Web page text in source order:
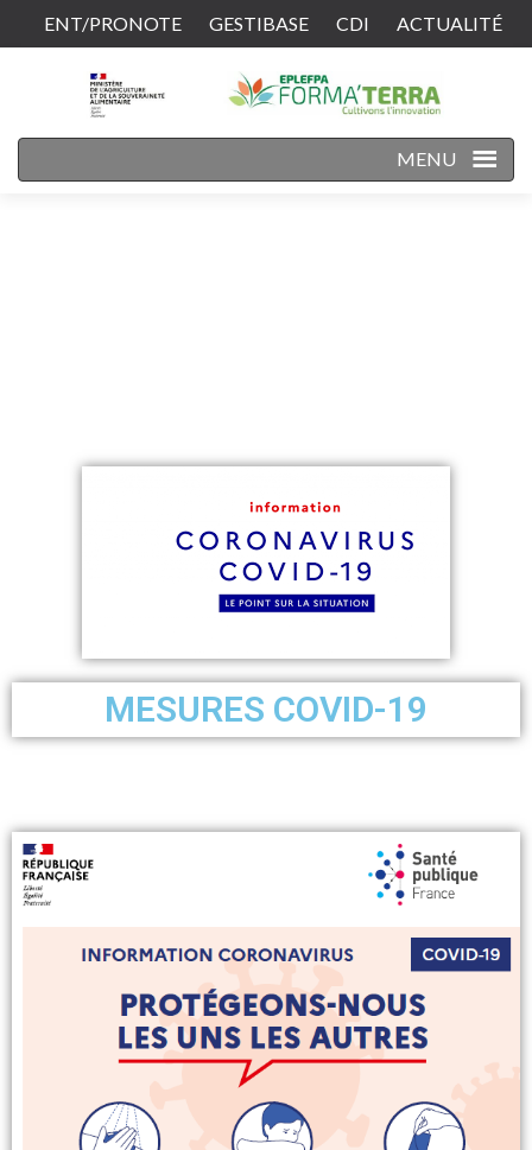
ENT/PRONOTE GESTIBASE CDI ACTUALITÉ
MENU
MESURES COVID-19